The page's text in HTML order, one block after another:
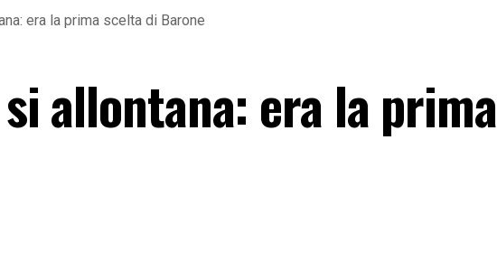
era la prima scelta di Barone
allontana: era la prima